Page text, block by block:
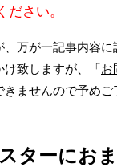
さい。
万が一記事内容
致しますが、「お
ませんので予めご
ターにおま